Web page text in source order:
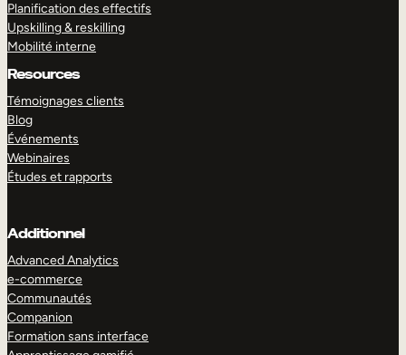
Planification des effectifs
Upskilling & reskilling
Mobilité interne
Resources
Témoignages clients
Blog
Événements
Webinaires
Études et rapports
Additionnel
Advanced Analytics
e-commerce
Communautés
Companion
Formation sans interface